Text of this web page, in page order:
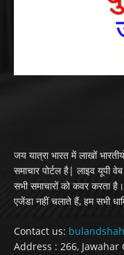
जय यात्रा भारत में लाखों
समाचार पोर्टल है| लाइव यूपी
सभी समाचारों को कवर करता
एजेंडा नहीं चलाते हैं, हम सभी
Contact us:
Address : 266,